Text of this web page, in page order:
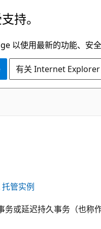
持。
以使用最新的功能、安全
有关 Internet
管实例
务或延迟持久事务（也称